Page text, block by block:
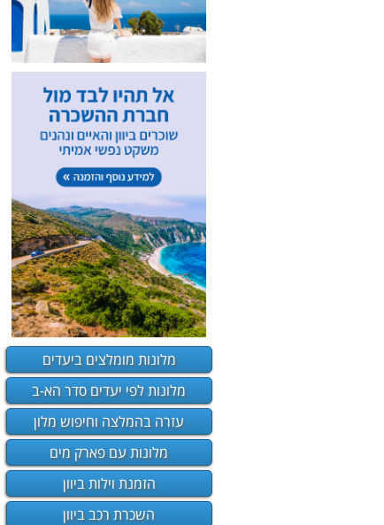
מלונות מומלצים ביעדים
מלונות לפי יעדים סדר הא-ב
עזרה בהמלצה וחיפוש מלון
מלונות עם פארק מים
הזמנת וילות ביוון
השכרת רכב ביוון